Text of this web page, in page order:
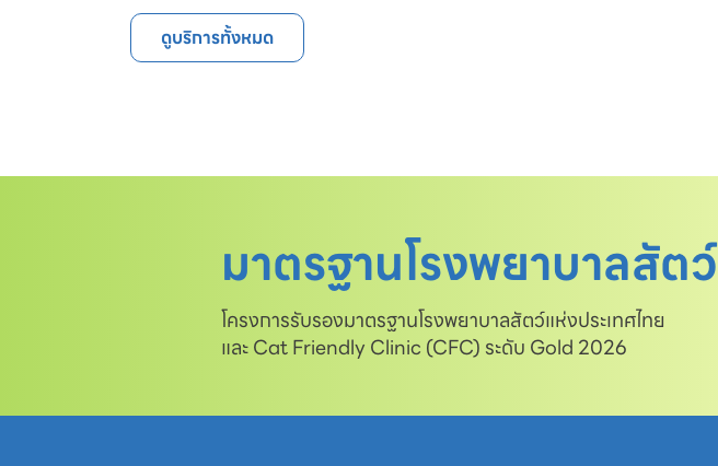
ดูบริการทั้งหมด
มาตรฐานโรงพยาบาลสัตว์
โครงการรับรองมาตรฐานโรงพยาบาลสัตว์แห่งประเทศไทย
และ Cat Friendly Clinic (CFC) ระดับ Gold 2026